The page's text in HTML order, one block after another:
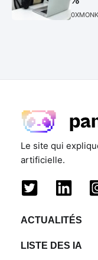
Le site qui
artificielle.
ACTUALITÉS
LISTE DES IA